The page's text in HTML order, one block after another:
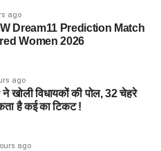
ago
Dream11 Prediction Match
Women 2026
ago
खोली विधायकों की पोल, 32 चेहरे
है कई का टिकट !
ago